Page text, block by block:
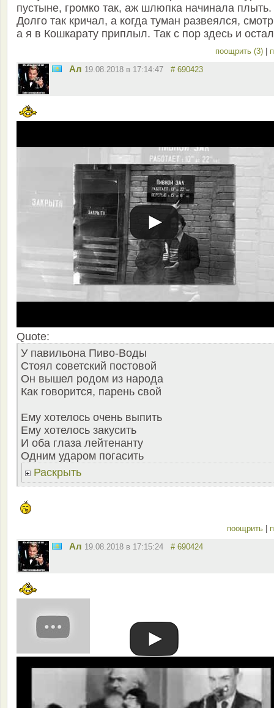
пустыне, громко так, аж шлюпка начинала плыть.
Долго так кричал, а когда туман развеялся,
а я в Кошкарату приплыл. Так с пор здесь и
поощрить (3)
Ал 19.08.2018 в 17:14:47 # 690423
Quote:
У павильона Пиво-Воды
Стоял советский постовой
Он вышел родом из народа
Как говорится, парень свой
Ему хотелось очень выпить
Ему хотелось закусить
И оба глаза лейтенанту
Одним ударом погасить
Раскрыть
поощрить
Ал 19.08.2018 в 17:15:24 # 690424